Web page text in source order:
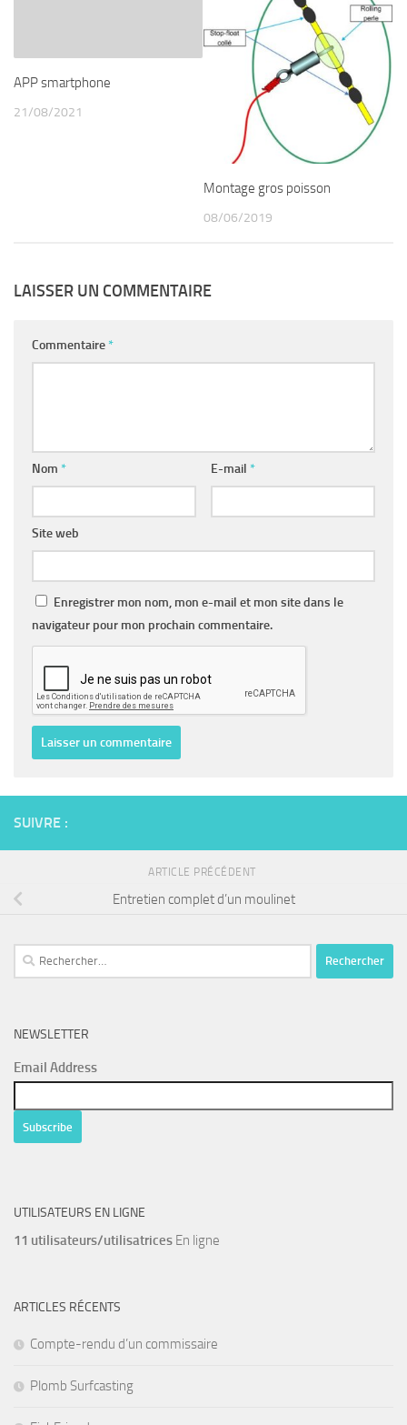
APP smartphone
21/08/2021
Montage gros poisson
08/06/2019
LAISSER UN COMMENTAIRE
Commentaire *
Nom * E-mail *
Site web
Enregistrer mon nom, mon e-mail et mon site dans le
navigateur pour mon prochain commentaire.
SUIVRE :
ARTICLE PRÉCÉDENT
Entretien complet d’un moulinet
Rechercher :
NEWSLETTER
Email Address
UTILISATEURS EN LIGNE
11 utilisateurs/utilisatrices En ligne
ARTICLES RÉCENTS
Compte-rendu d’un commissaire
Plomb Surfcasting